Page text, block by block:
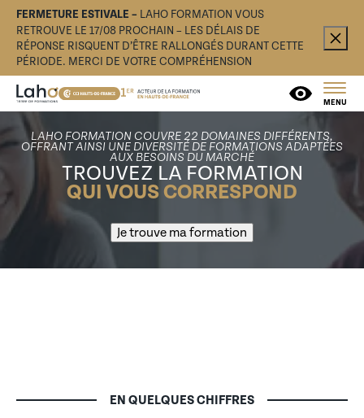
FERMETURE ESTIVALE – LAHO FORMATION VOUS
RETROUVE LE 17/08 PROCHAIN – LES DÉLAIS DE
RÉPONSE RISQUENT D’ÊTRE RALLONGÉS DURANT CETTE
PÉRIODE. MERCI DE VOTRE COMPRÉHENSION
MENU
LAHO FORMATION COUVRE 22 DOMAINES DIFFÉRENTS,
OFFRANT AINSI UNE DIVERSITÉ DE FORMATIONS ADAPTÉES
AUX BESOINS DU MARCHÉ
TROUVEZ LA FORMATION
QUI VOUS CORRESPOND
Je trouve ma formation
EN QUELQUES CHIFFRES